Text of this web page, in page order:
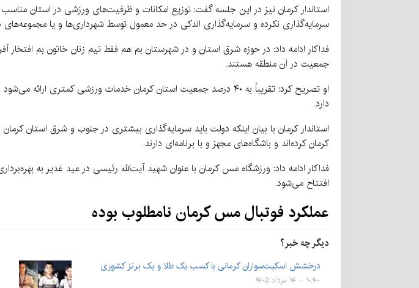
استاندار کرمان نیز در این جلسه گفت: توزیع امکانات و ظرفیت‌های ورزشی در استان
سرمایه‌گذاری نکرده و سرمایه‌گذاری اندکی در حد معمول توسط شهرداری‌ها و یا
جمعیت در آن منطقه هستند.
او تصریح کرد: تقریباً به ۴۰ درصد جمعیت استان کرمان خدمات ورزشی
دارد.
استاندار کرمان با بیان اینکه دولت باید سرمایه‌گذاری بیشتری در جنوب و شرق استان
کرمان کرده‌اند و باشگاه‌های مجهز و با برنامه‌ای دارند.
افتتاح می‌شود.
عملکرد فوتبال مس کرمان نامطلوب بوده
دیگر چه خبر؟
درخشش اسکیت‌سواران کرمانی با کسب یک طلا و یک برنز کشوری
۱۰:۴۰ - ۱۴ مرداد ۱۴۰۵